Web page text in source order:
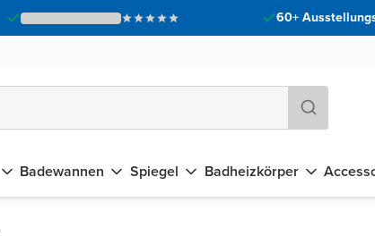
60+
Badewannen Spiegel Badheizkörper